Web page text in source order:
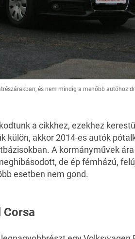
és nem mindig a menőbb autóhoz
a cikkhez, ezekhez
külön, akkor 2014-es autók
A kormányművek
de ép fémházú,
esetben nem gond.
Corsa